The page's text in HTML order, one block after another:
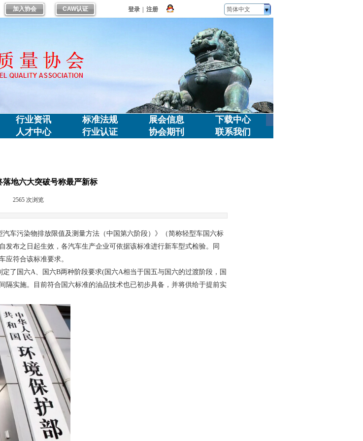
登录 注册
加入协会 CAW认证 简体中文
行业资讯 标准法规 展会信息
下载中心
人才中心 行业认证 协会期刊 联系我们
落地六大突破号称最严新标
2565 次浏览
车污染物排放限值及测量方法（中国第六阶段）》（简称轻型车国六标
布之日起生效，各汽车生产企业可依据该标准进行新车型式检验。同
应符合该标准要求。
了国六A、国六B两种阶段要求(国六A相当于国五与国六的过渡阶段，国
隔实施。目前符合国六标准的油品技术也已初步具备，并将供给于提前实